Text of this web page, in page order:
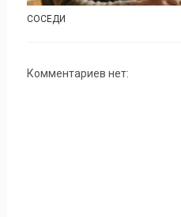
СОСЕДИ
Комментариев нет: